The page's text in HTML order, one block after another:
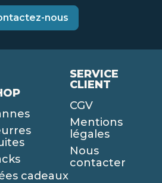
nous
cadeaux
SERVICE
CLIENT
CGV
Mentions
légales
Nous
contacter